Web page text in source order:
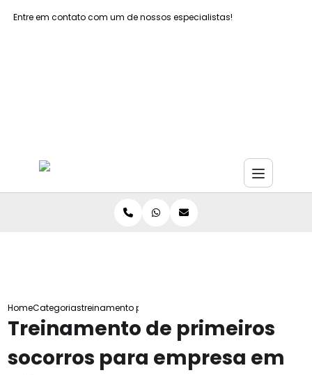
Entre em contato com um de nossos especialistas!
HomeCategoriastreinamento primeiros socorros empresa sao paulo
Treinamento de primeiros
socorros para empresa em